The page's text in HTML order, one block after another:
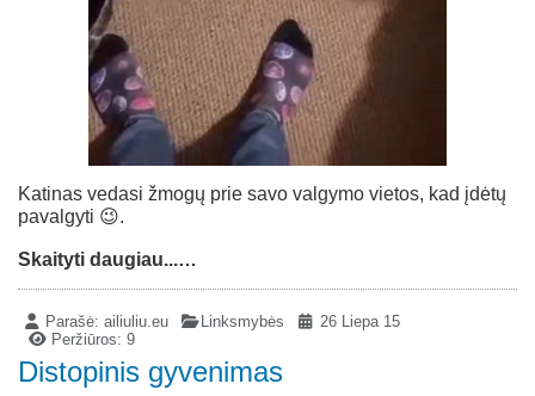
Katinas vedasi žmogų prie savo valgymo vietos, kad įdėtų
pavalgyti 😉.
Skaityti daugiau...…
Parašė:ailiuliu.eu Linksmybės
26 Liepa 15
Peržiūros: 9
Distopinis gyvenimas